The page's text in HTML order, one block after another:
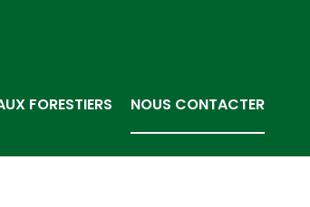
FORESTIERS NOUS CONTACTER